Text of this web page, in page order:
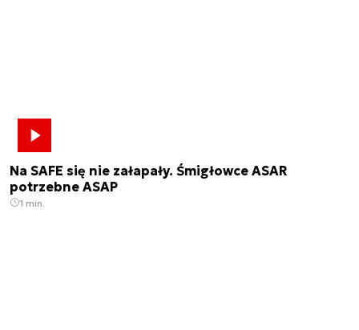
Na SAFE się nie załapały. Śmigłowce ASAR
potrzebne ASAP
1 min.